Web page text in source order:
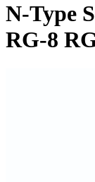
N-Type
RG-8